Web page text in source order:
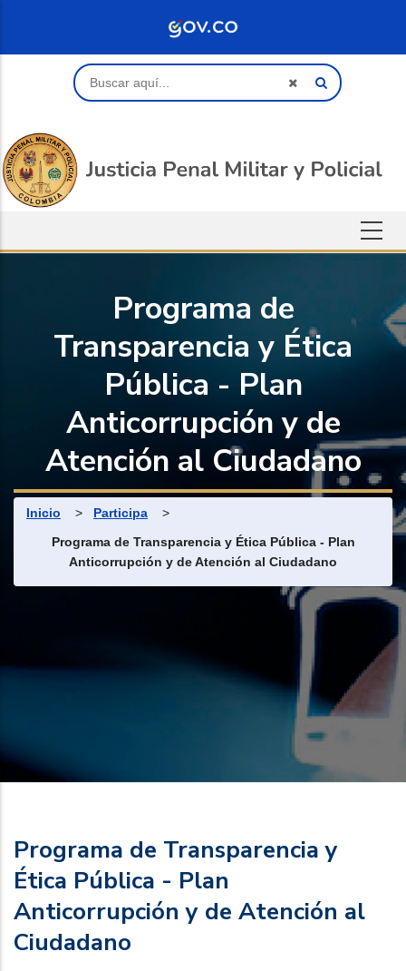
Buscar
Programa de
Transparencia y Ética
Pública - Plan
Anticorrupción y de
Atención al Ciudadano
Ruta de navegación
Inicio > Participa
>
Programa de Transparencia y Ética Pública - Plan
Anticorrupción y de Atención al Ciudadano
Programa de Transparencia y
Ética Pública - Plan
Anticorrupción y de Atención al
Ciudadano